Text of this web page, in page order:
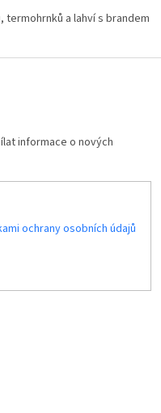
a lahví s brandem
informace o nových
ochrany osobních údajů